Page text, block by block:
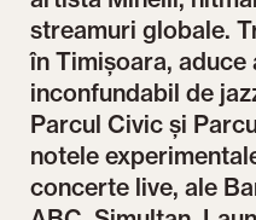
streamuri globale.
în Timișoara, aduce
inconfundabil de
Parcul Civic și
notele
concerte live, ale